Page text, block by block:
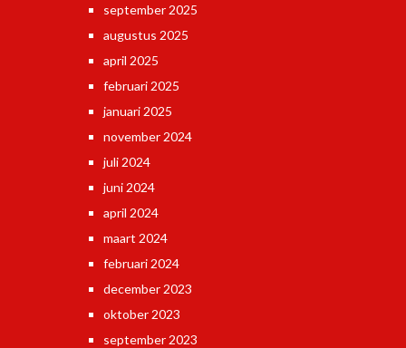
september 2025
augustus 2025
april 2025
februari 2025
januari 2025
november 2024
juli 2024
juni 2024
april 2024
maart 2024
februari 2024
december 2023
oktober 2023
september 2023